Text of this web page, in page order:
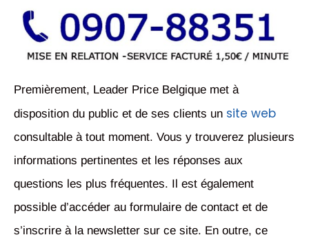
Premièrement, Leader Price Belgique met à
disposition du public et de ses clients un site web
consultable à tout moment. Vous y trouverez plusieurs
informations pertinentes et les réponses aux
questions les plus fréquentes. Il est également
possible d’accéder au formulaire de contact et de
s’inscrire à la newsletter sur ce site. En outre, ce